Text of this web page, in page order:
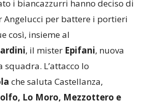
i biancazzurri hanno deciso di
per battere i portieri
così, insieme al
, il mister Epifani, nuova
L’attacco lo
che saluta Castellanza,
Lo Moro, Mezzottero e